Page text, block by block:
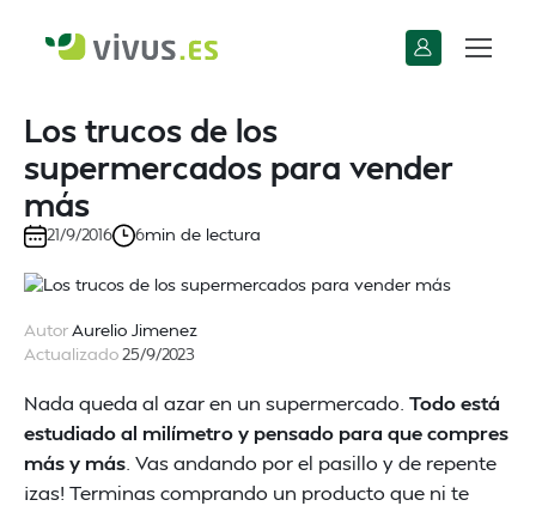
Los trucos de los
supermercados para vender
más
21/9/2016 6min de lectura
AutorAurelio Jimenez
Actualizado25/9/2023
Nada queda al azar en un supermercado. Todo está
estudiado al milímetro y pensado para que compres
más y más . Vas andando por el pasillo y de repente
¡zas! Terminas comprando un producto que ni te